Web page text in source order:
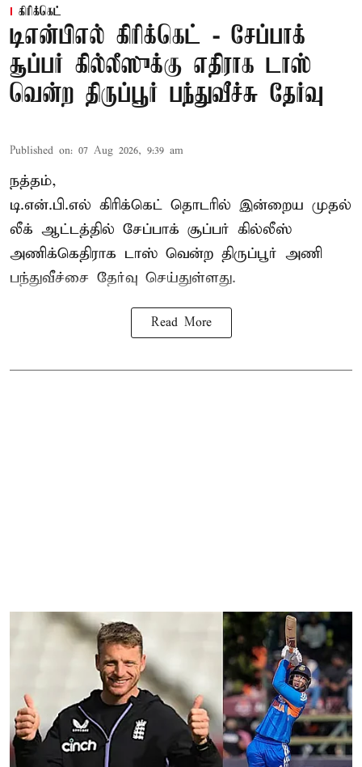
கிரிக்கெட்
டிஎன்பிஎல் கிரிக்கெட் - சேப்பாக்
சூப்பர் கில்லீஸுக்கு எதிராக டாஸ்
வென்ற திருப்பூர் பந்துவீச்சு தேர்வு
Published on: 07 Aug 2026, 9:39 am
நத்தம்,
டி.என்.பி.எல் கிரிக்கெட் தொடரில் இன்றைய முதல்
லீக் ஆட்டத்தில் சேப்பாக் சூப்பர் கில்லீஸ்
அணிக்கெதிராக டாஸ் வென்ற திருப்பூர் அணி
பந்துவீச்சை தேர்வு செய்துள்ளது.
Read More